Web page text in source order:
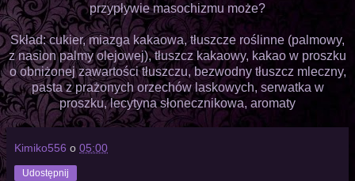
przypływie masochizmu może?
Skład: cukier, miazga kakaowa, tłuszcze roślinne (palmowy,
z nasion palmy olejowej), tłuszcz kakaowy, kakao w proszku
o obniżonej zawartości tłuszczu, bezwodny tłuszcz mleczny,
pasta z prażonych orzechów laskowych, serwatka w
proszku, lecytyna słonecznikowa, aromaty
Kimiko556 o 05:00
Udostępnij